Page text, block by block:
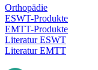
Orthopädie
ESWT-Produkte
EMTT-Produkte
Literatur ESWT
Literatur EMTT